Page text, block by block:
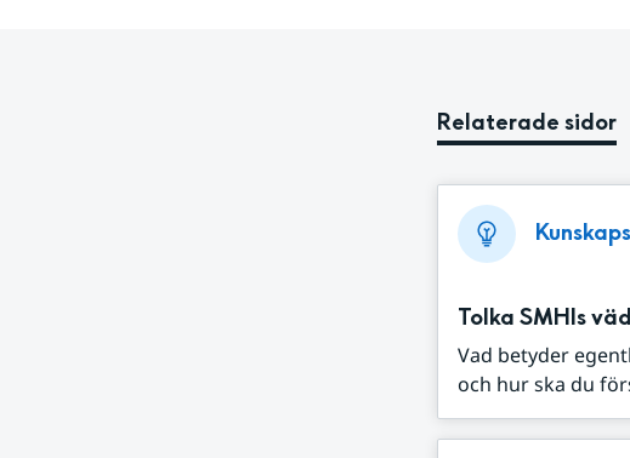
Relaterade sidor
Tolka SMHIs
Vad betyder
och hur ska du